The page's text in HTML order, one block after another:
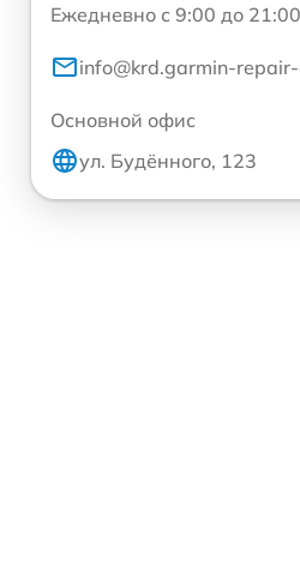
Ежедневно с 9:00 до 21:00
info@krd.garmin-
Основной офис
ул. Будённого, 123